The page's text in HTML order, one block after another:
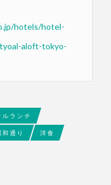
hotels/hotel-
aloft-tokyo-
ルランチ
和通り 洋食